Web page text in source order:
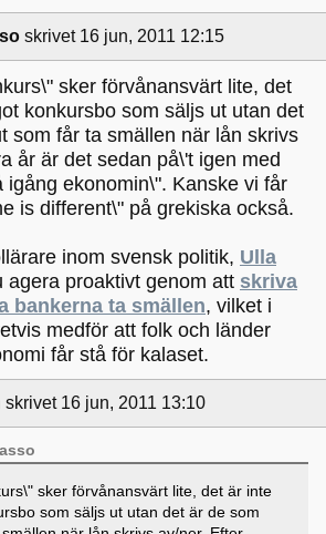
skrivet 16 jun, 2011 12:15
sker förvånansvärt lite, det
konkursbo som säljs ut utan det
som får ta smällen när lån skrivs
år är det sedan på\'t igen med
igång ekonomin\". Kanske vi får
is different\" på grekiska också.
inom svensk politik, Ulla
agera proaktivt genom att skriva
bankerna ta smällen, vilket i
medför att folk och länder
får stå för kalaset.
skrivet 16 jun, 2011 13:10
sker förvånansvärt lite, det är inte
som säljs ut utan det är de som